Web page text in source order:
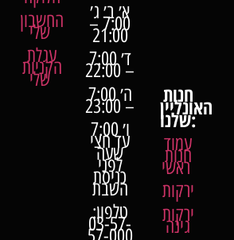
החשבון
שלי
עגלת
הקניות
שלי
א׳ ב׳ ג׳
7:00 –
21:00
ד׳ 7:00
– 22:00
ה׳ 7:00
– 23:00
ו׳ 7:00
עד חצי
שעה
לפני
כניסת
השבת
טלפון:
03-57-
חנות
האונליין
שלנו:
עמוד
חנות
ראשי
ירקות
ירקות
גינה